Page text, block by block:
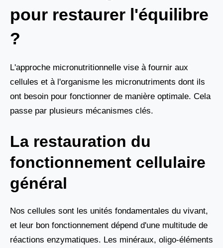
pour restaurer l'équilibre
?
L'approche micronutritionnelle vise à fournir aux
cellules et à l'organisme les micronutriments dont ils
ont besoin pour fonctionner de manière optimale. Cela
passe par plusieurs mécanismes clés.
La restauration du
fonctionnement cellulaire
général
Nos cellules sont les unités fondamentales du vivant,
et leur bon fonctionnement dépend d'une multitude de
réactions enzymatiques. Les minéraux, oligo-éléments